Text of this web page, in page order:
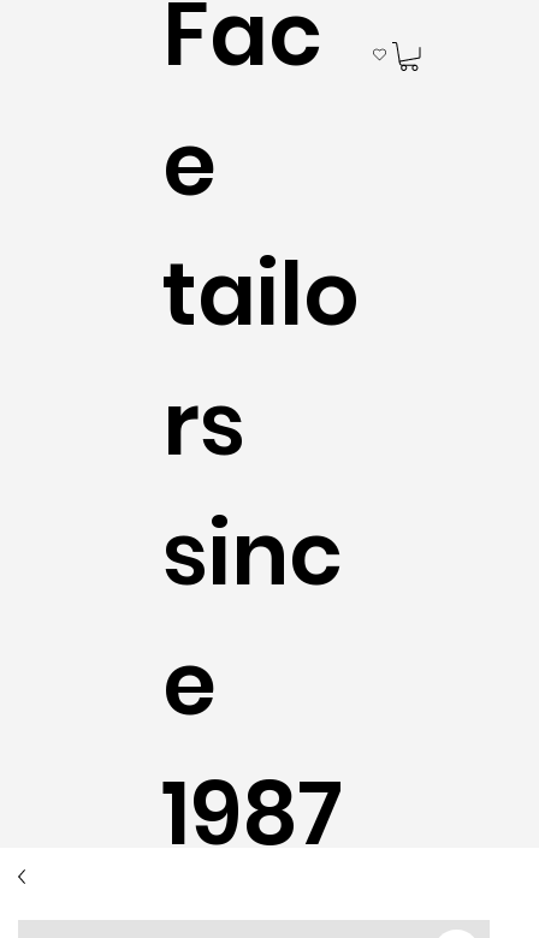
Fac
e
tailo
rs
sinc
e
1987